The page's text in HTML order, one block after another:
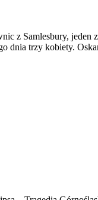
z Samlesbury,
dnia trzy kobiety.